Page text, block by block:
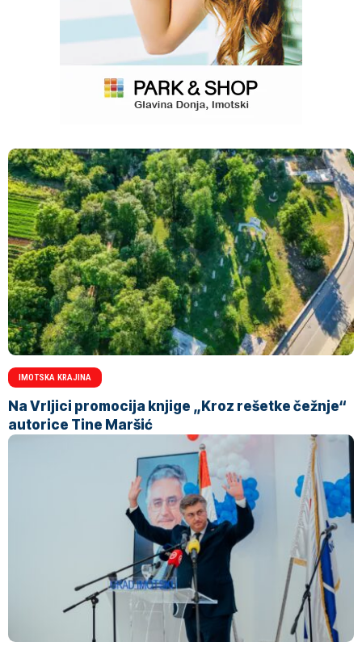
IMOTSKA KRAJINA
Na Vrljici promocija knjige „Kroz rešetke čežnje“
autorice Tine Maršić